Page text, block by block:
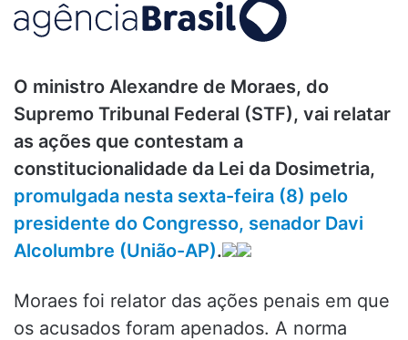
O ministro Alexandre de Moraes, do
Supremo Tribunal Federal (STF), vai relatar
as ações que contestam a
constitucionalidade da Lei da Dosimetria,
promulgada nesta sexta-feira (8) pelo
presidente do Congresso, senador Davi
Alcolumbre (União-AP).
Moraes foi relator das ações penais em que
os acusados foram apenados. A norma